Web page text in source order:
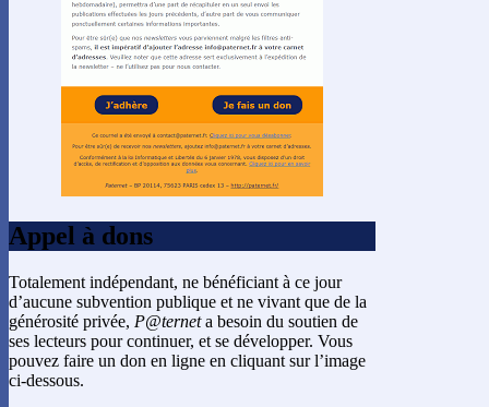
Appel à dons
Totalement indépendant, ne bénéficiant à ce jour
d’aucune subvention publique et ne vivant que de la
générosité privée, P@terneta besoin du soutien de
ses lecteurs pour continuer, et se développer. Vous
pouvez faire un don en ligne en cliquant sur l’image
ci-dessous.